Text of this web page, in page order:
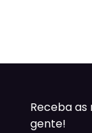
Receba
gente!